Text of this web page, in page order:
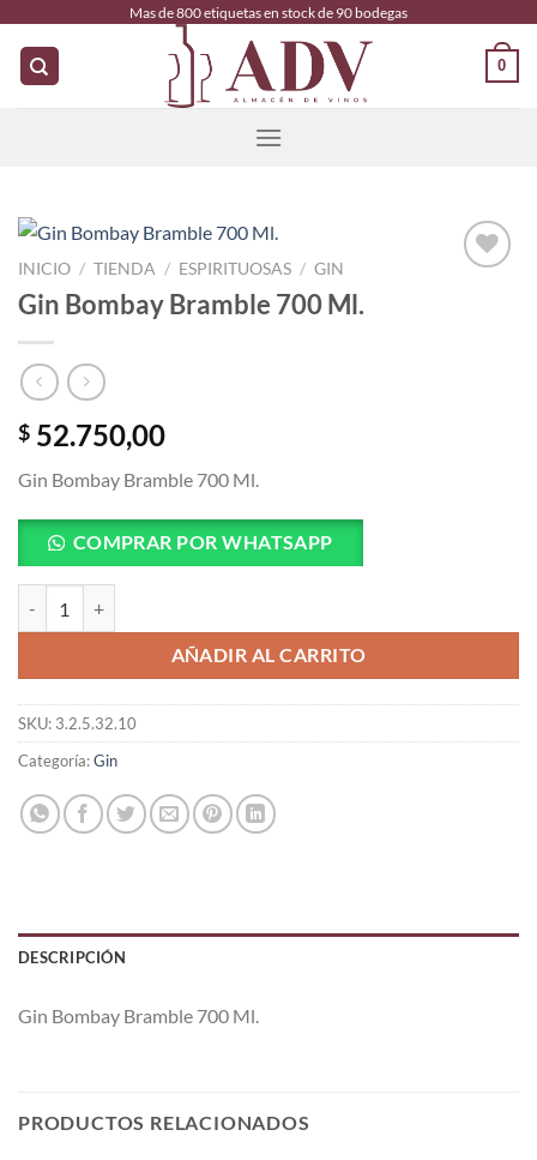
contenido
Mas de 800 etiquetas en stock de 90 bodegas
0
INICIO / TIENDA / ESPIRITUOSAS / GIN
Gin Bombay Bramble 700 Ml.
$ 52.750,00
Gin Bombay Bramble 700 Ml.
COMPRAR POR WHATSAPP
AÑADIR AL CARRITO
SKU: 3.2.5.32.10
Categoría:Gin
DESCRIPCIÓN
Gin Bombay Bramble 700 Ml.
PRODUCTOS RELACIONADOS